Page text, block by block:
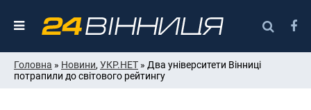
Головна » Новини, УКР.НЕТ » Два університети Вінниці
потрапили до світового рейтингу